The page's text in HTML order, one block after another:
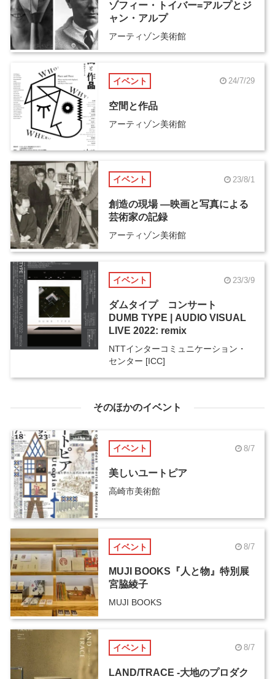
ゾフィー・トイバー=アルプとジ
ャン・アルプ
アーティゾン美術館
イベント 24/7/29
空間と作品
アーティゾン美術館
イベント 23/8/1
創造の現場 ―映画と写真による
芸術家の記録
アーティゾン美術館
イベント 23/3/9
ダムタイプ コンサート
DUMB TYPE | AUDIO VISUAL
LIVE 2022: remix
NTTインターコミュニケーション・
センター [ICC]
そのほかのイベント
イベント 8/7
美しいユートピア
高崎市美術館
イベント 8/7
MUJI BOOKS『人と物』特別展
宮脇綾子
MUJI BOOKS
イベント 8/7
LAND/TRACE -大地のプロダク